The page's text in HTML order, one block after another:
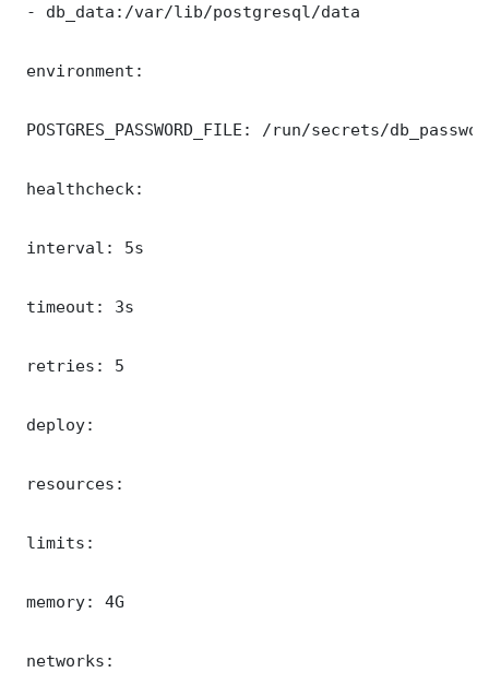
- db_data:/var/lib/postgresql/data
environment:
POSTGRES_PASSWORD_FILE: /run/secrets/
healthcheck:
interval: 5s
timeout: 3s
retries: 5
deploy:
resources:
limits:
memory: 4G
networks: